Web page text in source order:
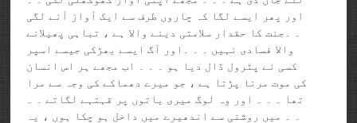
اور پھر ایسے لگا کہ چاروں طرف سے ایک آواز آنے لگی
۔ ۔جنت کا حقدار سلامتی دینے والا ہے ، تباہی پھیلانے
والا فسادی نہیں ۔ ۔ ۔اور آگ ایسے بھڑکی جیسے اسپر
کسی نے پٹرول ڈال دیا ہو ۔ ۔ ۔ اب مجھے ہر اس انسان
کی موت مرنا پڑتا ہے ، جو میرے دھماکے کی وجہ سے مرا
تھا ۔ ۔ ۔ اور وہ لوگ میری باتوں پر قہتہے لگاتے ۔ ۔
۔ ۔ میں روشنی سے اندھیرے میں داخل ہو چکا ہوں ، یہ